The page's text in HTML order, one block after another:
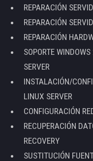
REPARACIÓN
REPARACIÓN
REPARACIÓN
SOPORTE
SERVER
INSTALACIÓN/
LINUX SERVER
CONFIGURACIÓN
RECUPERACIÓN
RECOVERY
SUSTITUCIÓN